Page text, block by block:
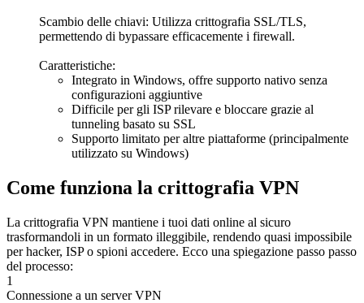
Scambio delle chiavi: Utilizza crittografia SSL/TLS,
permettendo di bypassare efficacemente i firewall.
Caratteristiche:
Integrato in Windows, offre supporto nativo senza
configurazioni aggiuntive
Difficile per gli ISP rilevare e bloccare grazie al
tunneling basato su SSL
Supporto limitato per altre piattaforme (principalmente
utilizzato su Windows)
Come funziona la crittografia VPN
La crittografia VPN mantiene i tuoi dati online al sicuro
trasformandoli in un formato illeggibile, rendendo quasi impossibile
per hacker, ISP o spioni accedere. Ecco una spiegazione passo passo
del processo:
1
Connessione a un server VPN